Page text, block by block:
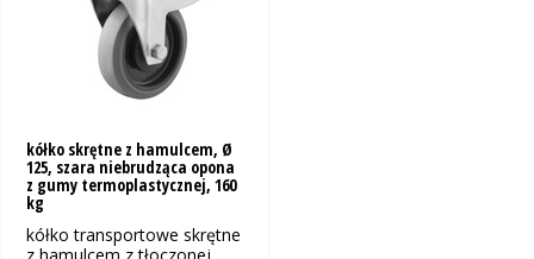
kółko skrętne z hamulcem, Ø
125, szara niebrudząca opona
z gumy termoplastycznej, 160
kg
kółko transportowe skrętne